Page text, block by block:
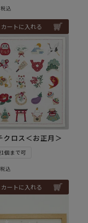
税込
カートに入れる
クロス＜お正月＞
個まで可
税込
カートに入れる